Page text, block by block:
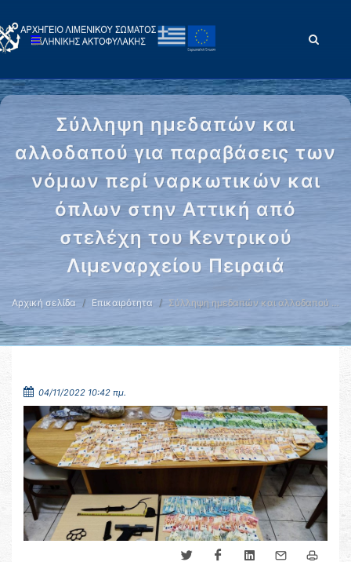
Σύλληψη ημεδαπών και
αλλοδαπού για παραβάσεις των
νόμων περί ναρκωτικών και
όπλων στην Αττική από
στελέχη του Κεντρικού
Λιμεναρχείου Πειραιά
Αρχική σελίδα Επικαιρότητα Σύλληψη ημεδαπών και αλλοδαπού …
04/11/2022 10:42 πμ.